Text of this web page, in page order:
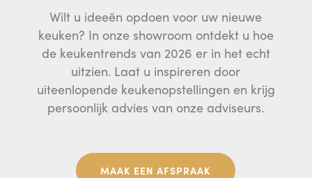
Wilt u ideeën opdoen voor uw nieuwe
keuken? In onze showroom ontdekt u hoe
de keukentrends van 2026 er in het echt
uitzien. Laat u inspireren door
uiteenlopende keukenopstellingen en krijg
persoonlijk advies van onze adviseurs.
MAAK EEN AFSPRAAK